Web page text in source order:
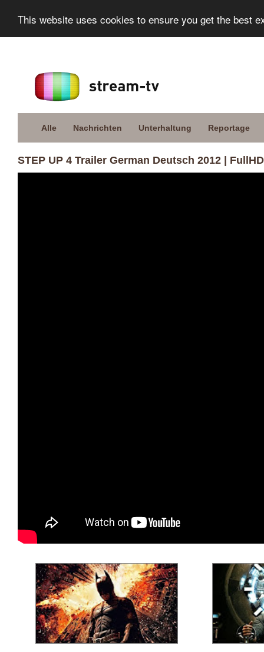
This website uses cookies to ensure you get the best
Alle Nachrichten Unterhaltung Reportage
STEP UP 4 Trailer German Deutsch 2012 | FullHD